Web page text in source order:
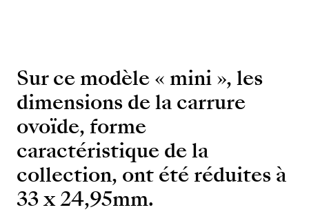
Sur ce modèle « mini », les
dimensions de la carrure
ovoïde, forme
caractéristique de la
collection, ont été réduites à
33 x 24,95mm.